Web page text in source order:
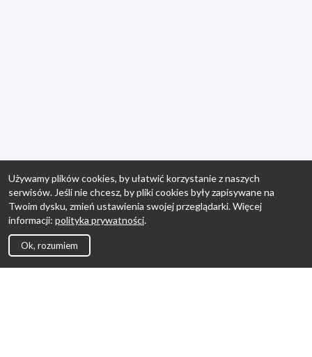
Używamy plików cookies, by ułatwić korzystanie z naszych
serwisów. Jeśli nie chcesz, by pliki cookies były zapisywane na
Twoim dysku, zmień ustawienia swojej przeglądarki. Więcej
informacji: polityka prywatności.
Ok, rozumiem